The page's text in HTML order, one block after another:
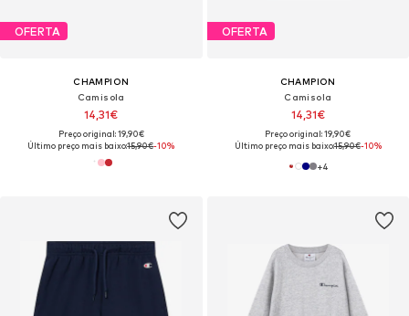
OFERTA
CHAMPION
Camisola
14,31€
Preço original: 19,90€
Último preço mais baixo:15,90€-10%
OFERTA
CHAMPION
Camisola
14,31€
Preço original: 19,90€
Último preço mais baixo:15,90€-10%
+4